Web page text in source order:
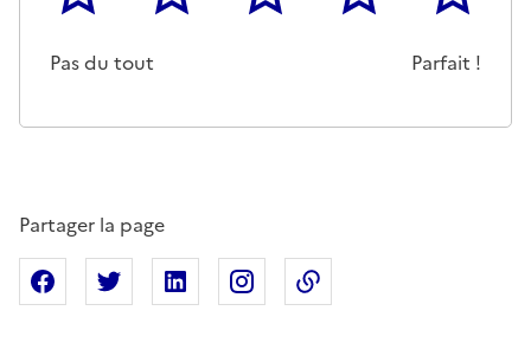
Pas du tout Parfait !
Partager la page
Partager sur Facebook
Partager sur XPartager sur Linkedin
Partager sur Instagram